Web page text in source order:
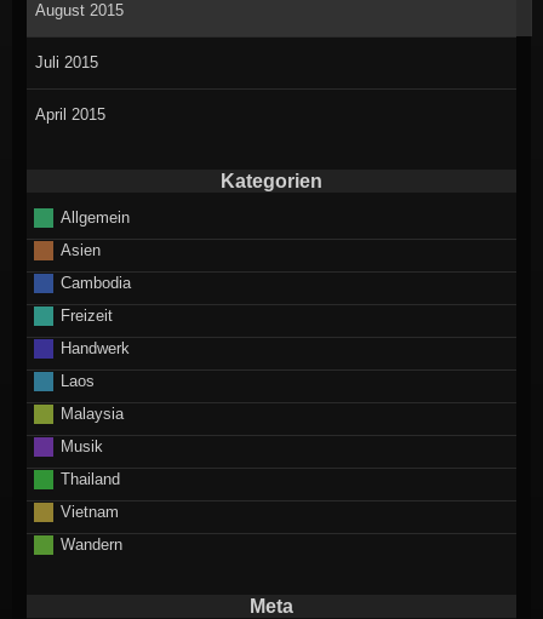
August 2015
Juli 2015
April 2015
Kategorien
Allgemein
Asien
Cambodia
Freizeit
Handwerk
Laos
Malaysia
Musik
Thailand
Vietnam
Wandern
Meta